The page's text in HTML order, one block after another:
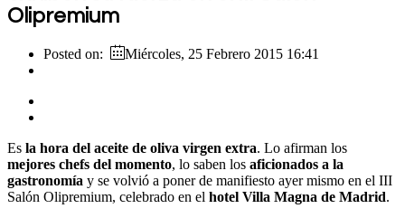
Olipremium
Posted on: Miércoles, 25 Febrero 2015 16:41
Es la hora del aceite de oliva virgen extra. Lo afirman los
mejores chefs del momento, lo saben los aficionados a la
gastronomía y se volvió a poner de manifiesto ayer mismo en el III
Salón Olipremium, celebrado en el hotel Villa Magna de Madrid.